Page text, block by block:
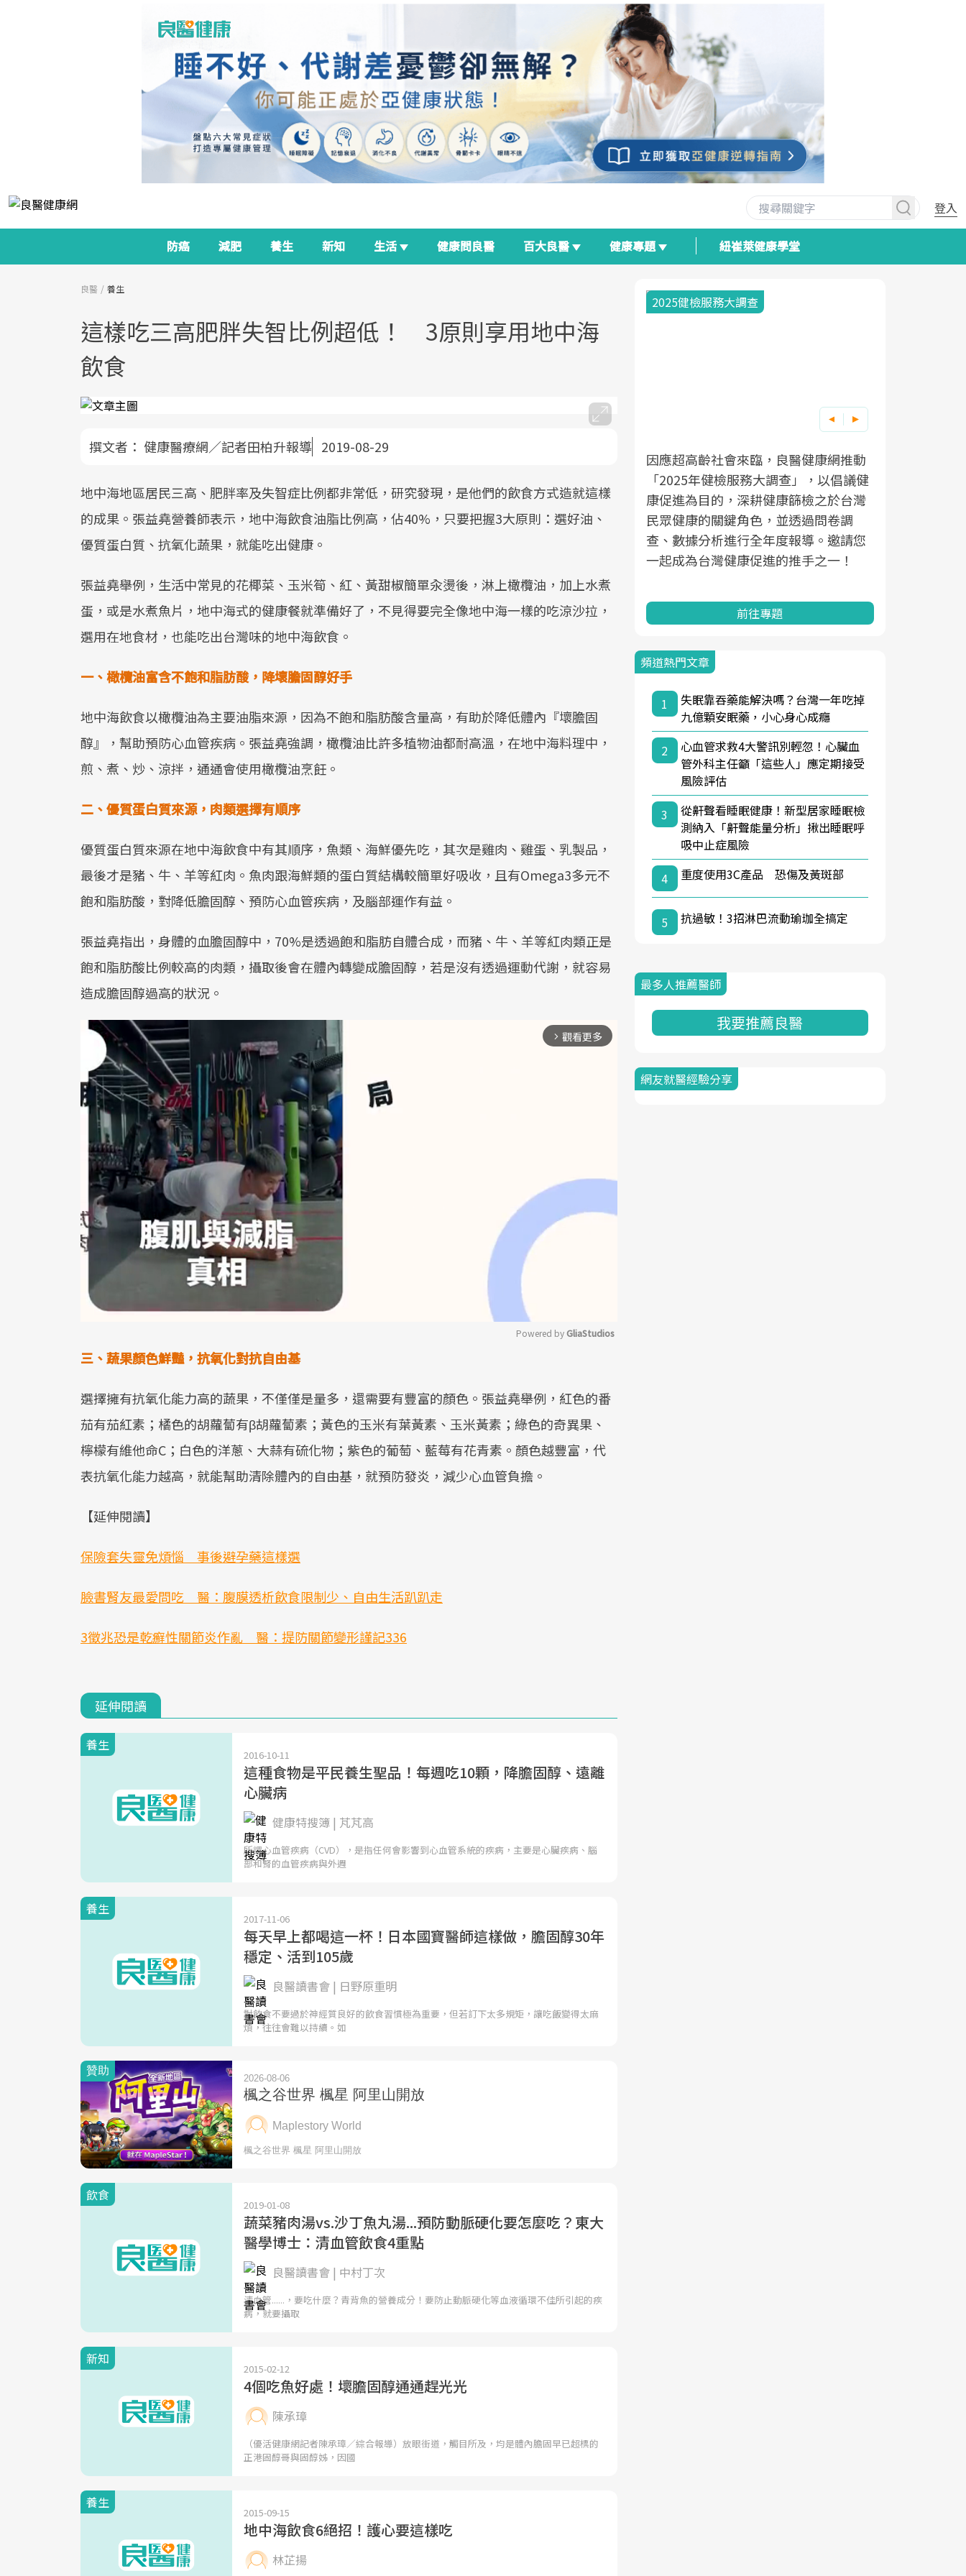
登入
防癌 減肥 養生 新知 生活 健康問良醫 百大良醫 健康專題 紐崔萊健康學堂
良醫 養生
這樣吃三高肥胖失智比例超低！ 3原則享用地中海
飲食
撰文者： 健康醫療網／記者田柏升報導 2019-08-29
地中海地區居民三高、肥胖率及失智症比例都非常低，研究發現，是他們的飲食方式造就這樣
的成果。張益堯營養師表示，地中海飲食油脂比例高，佔40%，只要把握3大原則：選好油、
優質蛋白質、抗氧化蔬果，就能吃出健康。
張益堯舉例，生活中常見的花椰菜、玉米筍、紅、黃甜椒簡單汆燙後，淋上橄欖油，加上水煮
蛋，或是水煮魚片，地中海式的健康餐就準備好了，不見得要完全像地中海一樣的吃涼沙拉，
選用在地食材，也能吃出台灣味的地中海飲食。
一、橄欖油富含不飽和脂肪酸，降壞膽固醇好手
地中海飲食以橄欖油為主要油脂來源，因為不飽和脂肪酸含量高，有助於降低體內『壞膽固
醇』，幫助預防心血管疾病。張益堯強調，橄欖油比許多植物油都耐高溫，在地中海料理中，
煎、煮、炒、涼拌，通通會使用橄欖油烹飪。
二、優質蛋白質來源，肉類選擇有順序
優質蛋白質來源在地中海飲食中有其順序，魚類、海鮮優先吃，其次是雞肉、雞蛋、乳製品，
最後才是豬、牛、羊等紅肉。魚肉跟海鮮類的蛋白質結構較簡單好吸收，且有Omega3多元不
飽和脂肪酸，對降低膽固醇、預防心血管疾病，及腦部運作有益。
張益堯指出，身體的血膽固醇中，70%是透過飽和脂肪自體合成，而豬、牛、羊等紅肉類正是
飽和脂肪酸比例較高的肉類，攝取後會在體內轉變成膽固醇，若是沒有透過運動代謝，就容易
造成膽固醇過高的狀況。
arrow_forward_ios 觀看更多
Powered by GliaStudios
三、蔬果顏色鮮豔，抗氧化對抗自由基
選擇擁有抗氧化能力高的蔬果，不僅僅是量多，還需要有豐富的顏色。張益堯舉例，紅色的番
茄有茄紅素；橘色的胡蘿蔔有β胡蘿蔔素；黃色的玉米有葉黃素、玉米黃素；綠色的奇異果、
檸檬有維他命C；白色的洋蔥、大蒜有硫化物；紫色的葡萄、藍莓有花青素。顏色越豐富，代
表抗氧化能力越高，就能幫助清除體內的自由基，就預防發炎，減少心血管負擔。
【延伸閱讀】
保險套失靈免煩惱 事後避孕藥這樣選
臉書腎友最愛問吃 醫：腹膜透析飲食限制少、自由生活趴趴走
3徵兆恐是乾癬性關節炎作亂 醫：提防關節變形謹記336
延伸閱讀
養生
2016-10-11
這種食物是平民養生聖品！每週吃10顆，降膽固醇、遠離
心臟病
健康特搜簿 | 芃芃高
所謂心血管疾病（CVD），是指任何會影響到心血管系統的疾病，主要是心臟疾病、腦
部和腎的血管疾病與外週
養生
2017-11-06
每天早上都喝這一杯！日本國寶醫師這樣做，膽固醇30年
穩定、活到105歲
良醫讀書會 | 日野原重明
對飲食不要過於神經質良好的飲食習慣極為重要，但若訂下太多規矩，讓吃飯變得太麻
煩，往往會難以持續。如
飲食
2019-01-08
蔬菜豬肉湯vs.沙丁魚丸湯...預防動脈硬化要怎麼吃？東大
醫學博士：清血管飲食4重點
良醫讀書會 | 中村丁次
清血管......，要吃什麼？青背魚的營養成分！要防止動脈硬化等血液循環不佳所引起的疾
病，就要攝取
新知
2015-02-12
4個吃魚好處！壞膽固醇通通趕光光
陳承璋
（優活健康網記者陳承璋／綜合報導）放眼街道，觸目所及，均是體內膽固早已超標的
正港固醇哥與固醇姊，因國
養生
2015-09-15
地中海飲食6絕招！護心要這樣吃
林芷揚
政策如「健康台灣推動委員會」與「長
照3.0」的推進，「預防醫學」已成全民
狀況、啟動健康管理的重要起點。
前往專題
全面啟動你的健康革命！
前往專題
建立對亞健康的認知，進而引導實際的
改善行動。
前往專題
化，知道該如何照顧自己。
前往專題
2025健檢服務大調查
因應超高齡社會來臨，良醫健康網推動
「2025年健檢服務大調查」，以倡議健
康促進為目的，深耕健康篩檢之於台灣
民眾健康的關鍵角色，並透過問卷調
查、數據分析進行全年度報導。邀請您
一起成為台灣健康促進的推手之一！
前往專題
頻道熱門文章
1
失眠靠吞藥能解決嗎？台灣一年吃掉
九億顆安眠藥，小心身心成癮
2
心血管求救4大警訊別輕忽！心臟血
管外科主任籲「這些人」應定期接受
風險評估
3
從鼾聲看睡眠健康！新型居家睡眠檢
測納入「鼾聲能量分析」揪出睡眠呼
吸中止症風險
4
重度使用3C產品 恐傷及黃斑部
5 抗過敏！3招淋巴流動瑜珈全搞定
最多人推薦醫師
我要推薦良醫
網友就醫經驗分享